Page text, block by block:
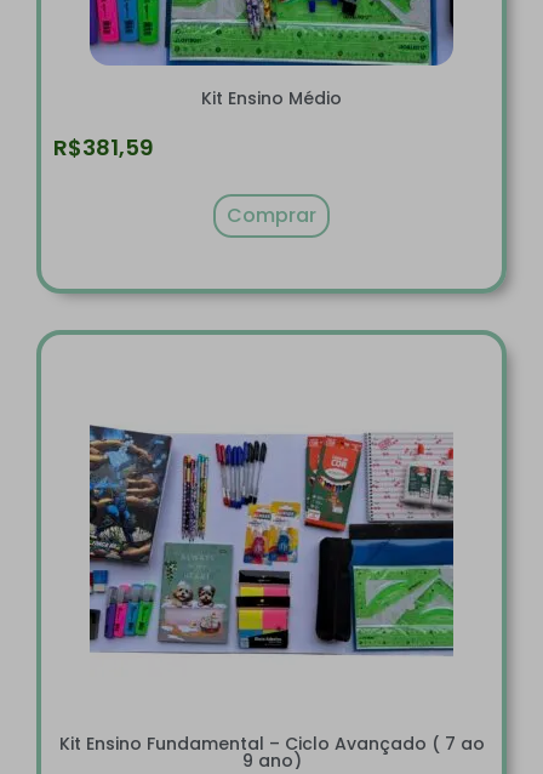
Kit Ensino Médio
R$381,59
Comprar
Kit Ensino Fundamental – Ciclo Avançado ( 7 ao
9 ano)